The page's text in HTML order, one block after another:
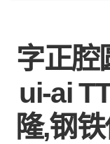
字正腔
ui-ai
隆,钢